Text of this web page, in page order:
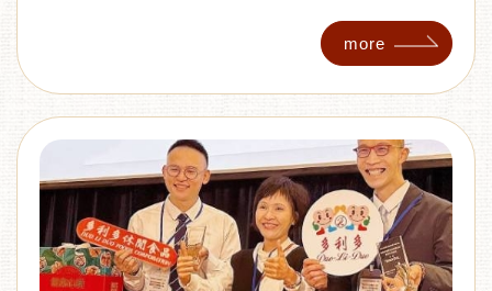
者雙重肯定的品牌之一，充分展現台灣果乾伴手禮在
品質實力、品牌理念與市場接受度上的卓越表現。
more